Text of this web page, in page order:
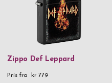
Zippo Def Leppard
Pris fra kr 779